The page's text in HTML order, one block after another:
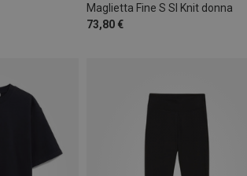
Maglietta Fine S Sl Knit donna
73,80 €